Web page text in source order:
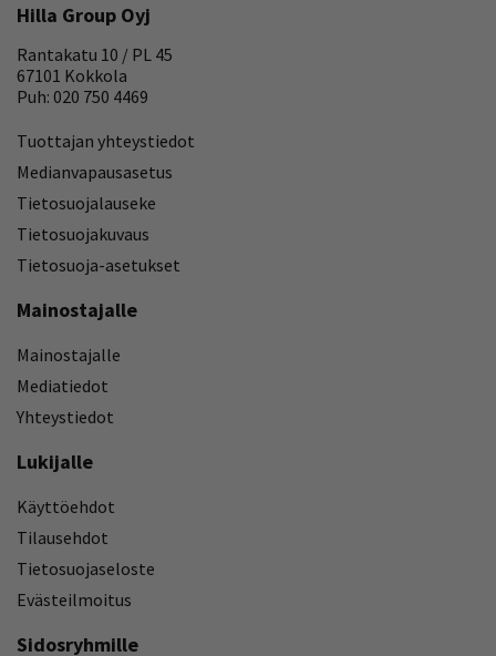
Hilla Group Oyj
Rantakatu 10 / PL 45
67101 Kokkola
Puh: 020 750 4469
Tuottajan yhteystiedot
Medianvapausasetus
Tietosuojalauseke
Tietosuojakuvaus
Tietosuoja-asetukset
Mainostajalle
Mainostajalle
Mediatiedot
Yhteystiedot
Lukijalle
Käyttöehdot
Tilausehdot
Tietosuojaseloste
Evästeilmoitus
Sidosryhmille